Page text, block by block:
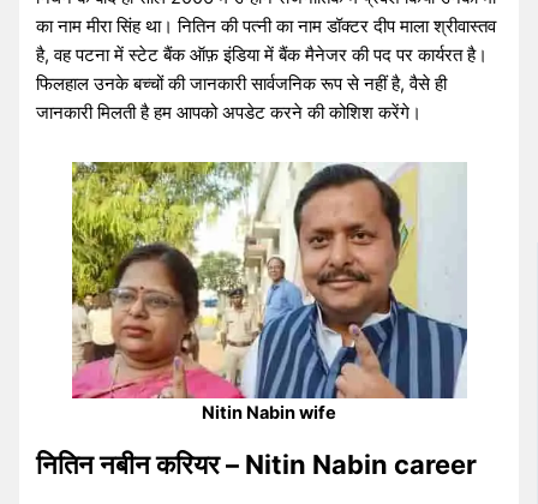
का नाम मीरा सिंह था। नितिन की पत्नी का नाम डॉक्टर दीप माला श्रीवास्तव
है, वह पटना में स्टेट बैंक ऑफ़ इंडिया में बैंक मैनेजर की पद पर कार्यरत है।
फिलहाल उनके बच्चों की जानकारी सार्वजनिक रूप से नहीं है, वैसे ही
जानकारी मिलती है हम आपको अपडेट करने की कोशिश करेंगे।
Nitin Nabin wife
नितिन नबीन करियर – Nitin Nabin career